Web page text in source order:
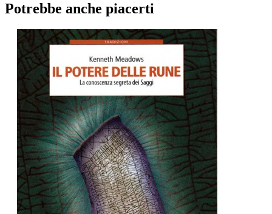
Potrebbe anche piacerti